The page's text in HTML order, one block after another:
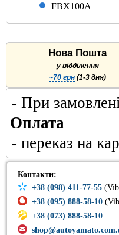
FBX100A
Нова Пошта
у відділення
~70 грн (1-3 дня)
- При
Оплата
- переказ на
Контакти:
+38 (098) 411-77-55
+38 (095) 888-58-10
+38 (073) 888-58-10